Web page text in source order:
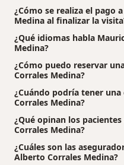
¿Cómo se realiza el pago
Medina al finalizar la
¿Qué idiomas habla
Medina?
¿Cómo puedo reservar
Corrales Medina?
¿Cuándo podría tener
Corrales Medina?
¿Qué opinan los
Corrales Medina?
¿Cuáles son las
Alberto Corrales Medina?